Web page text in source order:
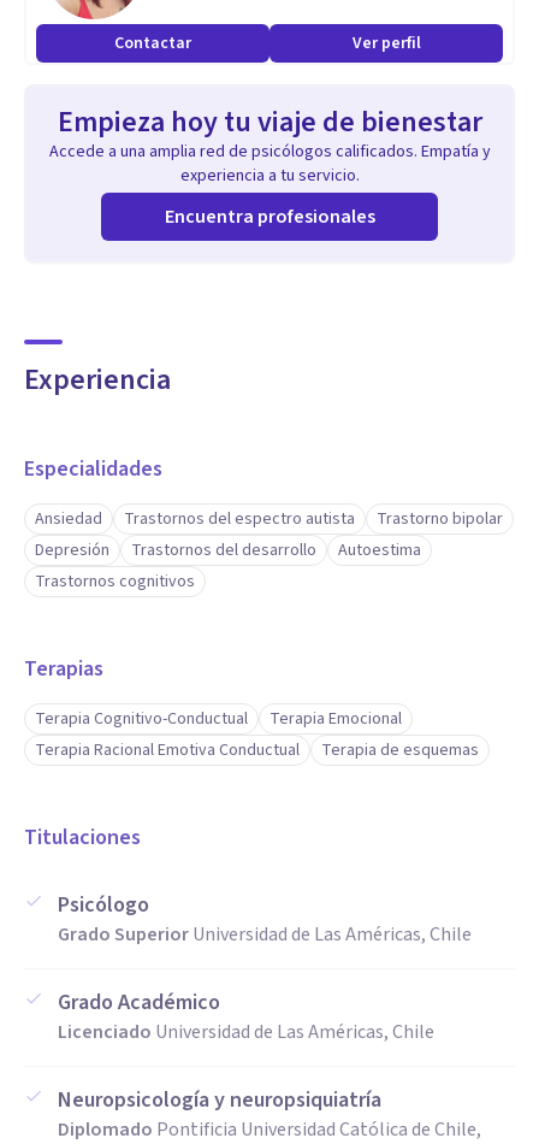
Cuento con formación de postgrado avanzada y experiencia
en la intervención de diversas problemáticas, condiciones
estructurados según el caso.
Aptitudes
Capacidad de integración entre la alta especialización
empático y experto, que acompaña al paciente en su
reestructuración profunda y regulación emocional.
Contactar Ver perfil
Empieza hoy tu viaje de bienestar
Accede a una amplia red de psicólogos calificados. Empatía y
experiencia a tu servicio.
Encuentra profesionales
Experiencia
Especialidades
Ansiedad Trastornos del espectro autista
Trastorno bipolar
Depresión
Trastornos del desarrollo
Autoestima
Trastornos cognitivos
Terapias
Terapia Cognitivo-Conductual
Terapia Emocional
Terapia Racional Emotiva Conductual
Terapia de esquemas
Titulaciones
Psicólogo
Grado SuperiorUniversidad de Las Américas, Chile
Grado Académico
Licenciado Universidad de Las Américas, Chile
Neuropsicología y neuropsiquiatría
Diplomado Pontificia Universidad Católica de Chile,